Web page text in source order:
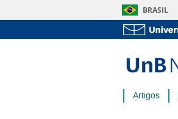
BRASIL
Artigos